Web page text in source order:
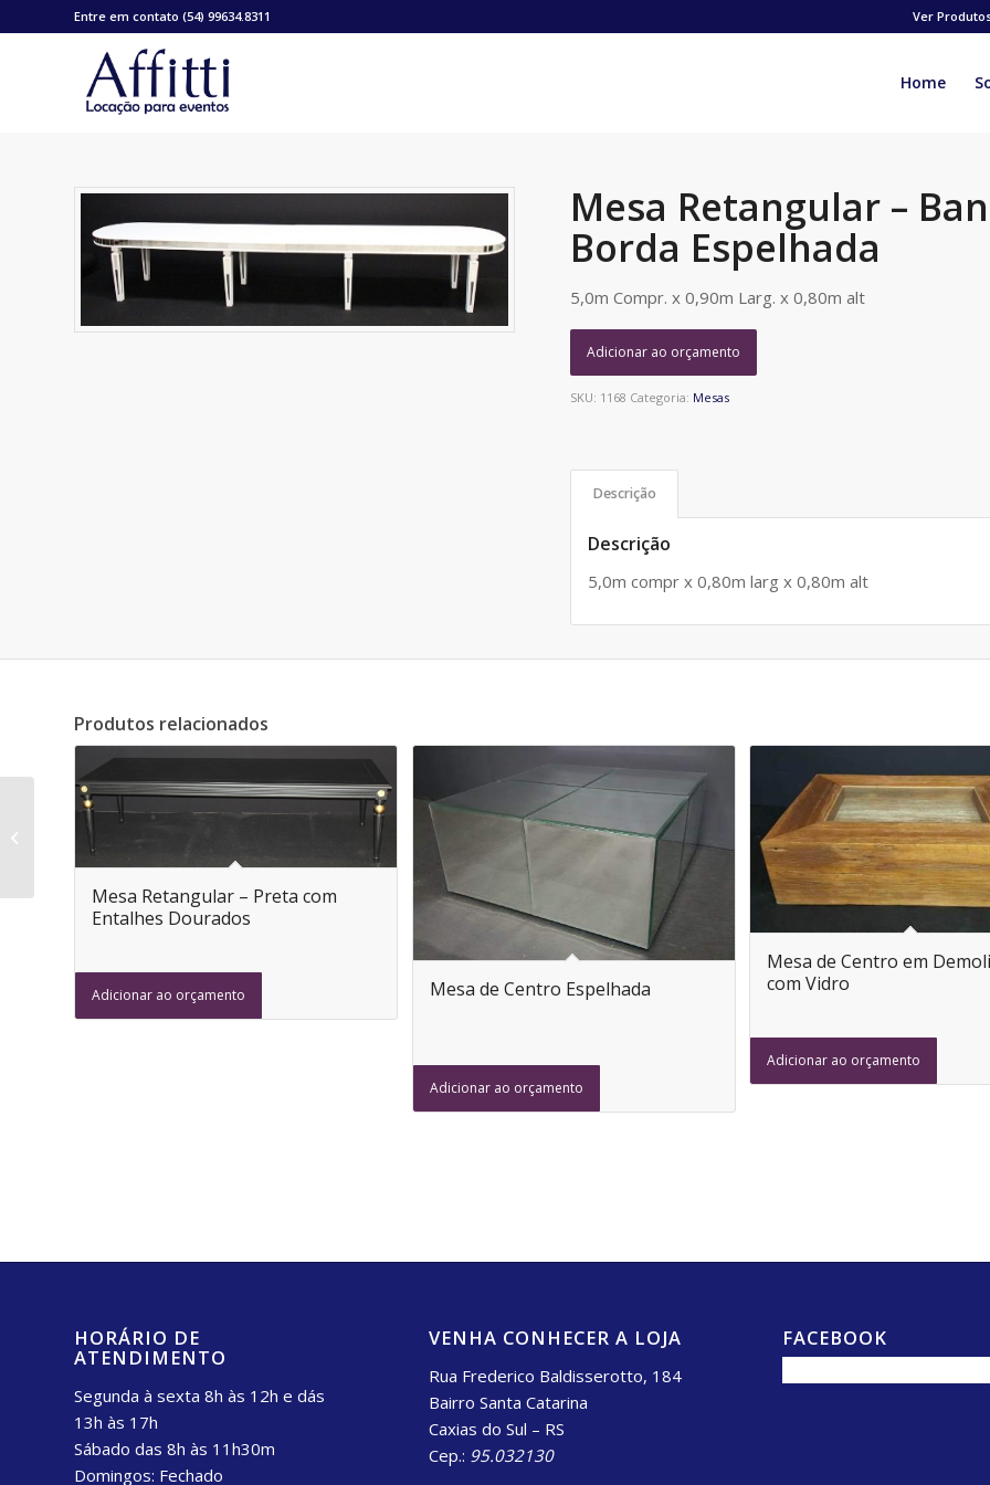
Ver
Entre em contato (54) 99634.8311
Home
Mesa Retangular –
Borda Espelhada
5,0m Compr. x 0,90m Larg. x 0,80m alt
Adicionar ao orçamento
SKU: 1168 Categoria: Mesas
Descrição
Descrição
5,0m compr x 0,80m larg x 0,80m alt
Produtos relacionados
Mesa Retangular – Preta com
Entalhes Dourados
Adicionar ao orçamento Mesa de Centro Espelhada
Adicionar ao orçamento
Mesa de Centro em
com Vidro
Adicionar ao orçamento
HORÁRIO DE
ATENDIMENTO
Segunda à sexta 8h às 12h e dás
13h às 17h
Sábado das 8h às 11h30m
Domingos: Fechado
VENHA CONHECER A LOJA
Rua Frederico Baldisserotto, 184
Bairro Santa Catarina
Caxias do Sul – RS
Cep.: 95.032130
FACEBOOK
Mesa Apoio – Preta